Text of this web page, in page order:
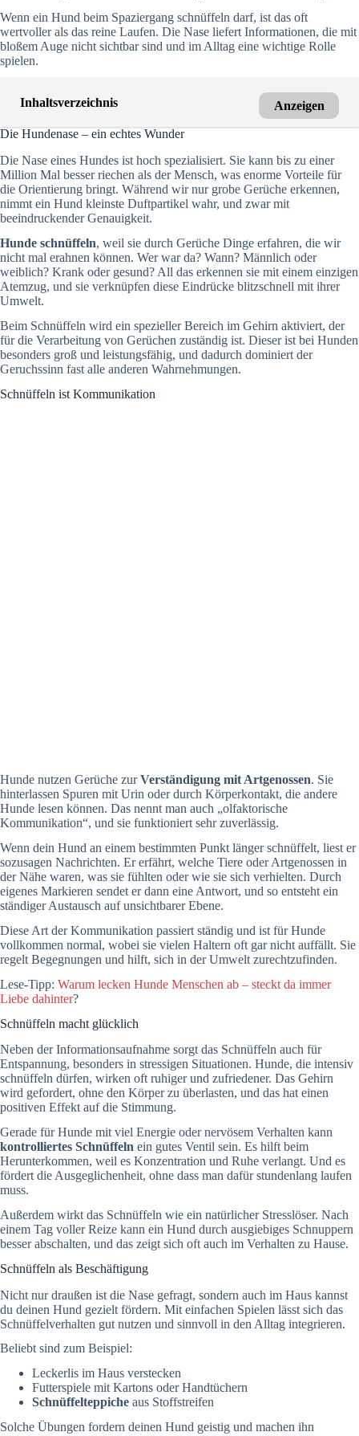
Wenn ein Hund beim Spaziergang schnüffeln darf, ist das oft
wertvoller als das reine Laufen. Die Nase liefert Informationen, die mit
bloßem Auge nicht sichtbar sind und im Alltag eine wichtige Rolle
spielen.
Inhaltsverzeichnis Anzeigen
Die Hundenase – ein echtes Wunder
Die Nase eines Hundes ist hoch spezialisiert. Sie kann bis zu einer
Million Mal besser riechen als der Mensch, was enorme Vorteile für
die Orientierung bringt. Während wir nur grobe Gerüche erkennen,
nimmt ein Hund kleinste Duftpartikel wahr, und zwar mit
beeindruckender Genauigkeit.
Hunde schnüffeln, weil sie durch Gerüche Dinge erfahren, die wir
nicht mal erahnen können. Wer war da? Wann? Männlich oder
weiblich? Krank oder gesund? All das erkennen sie mit einem einzigen
Atemzug, und sie verknüpfen diese Eindrücke blitzschnell mit ihrer
Umwelt.
Beim Schnüffeln wird ein spezieller Bereich im Gehirn aktiviert, der
für die Verarbeitung von Gerüchen zuständig ist. Dieser ist bei Hunden
besonders groß und leistungsfähig, und dadurch dominiert der
Geruchssinn fast alle anderen Wahrnehmungen.
Schnüffeln ist Kommunikation
Hunde nutzen Gerüche zurVerständigung mit Artgenossen. Sie
hinterlassen Spuren mit Urin oder durch Körperkontakt, die andere
Hunde lesen können. Das nennt man auch „olfaktorische
Kommunikation“, und sie funktioniert sehr zuverlässig.
Wenn dein Hund an einem bestimmten Punkt länger schnüffelt, liest er
sozusagen Nachrichten. Er erfährt, welche Tiere oder Artgenossen in
der Nähe waren, was sie fühlten oder wie sie sich verhielten. Durch
eigenes Markieren sendet er dann eine Antwort, und so entsteht ein
ständiger Austausch auf unsichtbarer Ebene.
Diese Art der Kommunikation passiert ständig und ist für Hunde
vollkommen normal, wobei sie vielen Haltern oft gar nicht auffällt. Sie
regelt Begegnungen und hilft, sich in der Umwelt zurechtzufinden.
Lese-Tipp: Warum lecken Hunde Menschen ab – steckt da immer
Liebe dahinter?
Schnüffeln macht glücklich
Neben der Informationsaufnahme sorgt das Schnüffeln auch für
Entspannung, besonders in stressigen Situationen. Hunde, die intensiv
schnüffeln dürfen, wirken oft ruhiger und zufriedener. Das Gehirn
wird gefordert, ohne den Körper zu überlasten, und das hat einen
positiven Effekt auf die Stimmung.
Gerade für Hunde mit viel Energie oder nervösem Verhalten kann
kontrolliertes Schnüffeln ein gutes Ventil sein. Es hilft beim
Herunterkommen, weil es Konzentration und Ruhe verlangt. Und es
fördert die Ausgeglichenheit, ohne dass man dafür stundenlang laufen
muss.
Außerdem wirkt das Schnüffeln wie ein natürlicher Stresslöser. Nach
einem Tag voller Reize kann ein Hund durch ausgiebiges Schnuppern
besser abschalten, und das zeigt sich oft auch im Verhalten zu Hause.
Schnüffeln als Beschäftigung
Nicht nur draußen ist die Nase gefragt, sondern auch im Haus kannst
du deinen Hund gezielt fördern. Mit einfachen Spielen lässt sich das
Schnüffelverhalten gut nutzen und sinnvoll in den Alltag integrieren.
Beliebt sind zum Beispiel:
Leckerlis im Haus verstecken
Futterspiele mit Kartons oder Handtüchern
Schnüffelteppiche aus Stoffstreifen
Solche Übungen fordern deinen Hund geistig und machen ihn